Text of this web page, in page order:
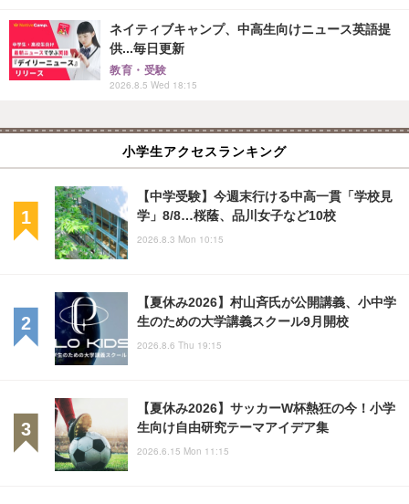
ネイティブキャンプ、中高生向けニュース英語提
供...毎日更新
教育・受験
2026.8.5 Wed 18:15
小学生アクセスランキング
【中学受験】今週末行ける中高一貫「学校見
学」8/8…桜蔭、品川女子など10校
2026.8.3 Mon 10:15
【夏休み2026】村山斉氏が公開講義、小中学
生のための大学講義スクール9月開校
2026.8.6 Thu 19:15
【夏休み2026】サッカーW杯熱狂の今！小学
生向け自由研究テーマアイデア集
2026.6.15 Mon 11:15